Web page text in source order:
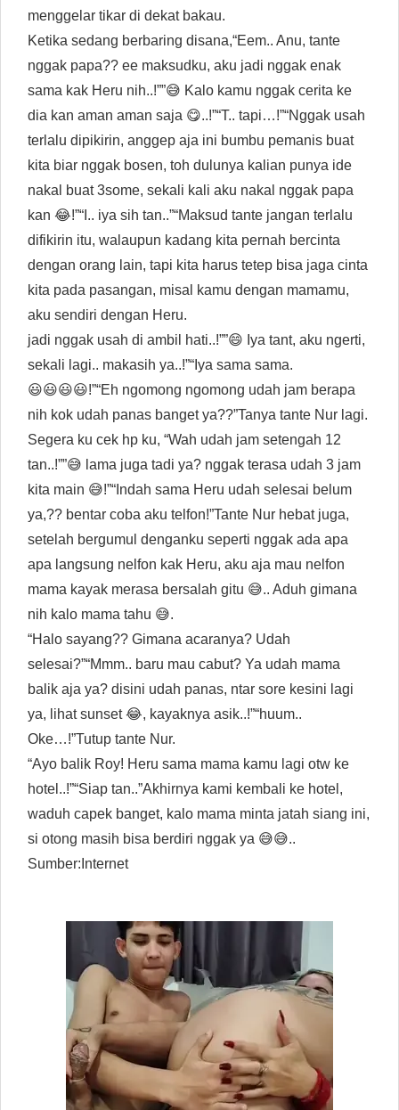
menggelar tikar di dekat bakau.
Ketika sedang berbaring disana,“Eem.. Anu, tante
nggak papa?? ee maksudku, aku jadi nggak enak
sama kak Heru nih..!””😅 Kalo kamu nggak cerita ke
dia kan aman aman saja 😋..!”“T.. tapi…!”“Nggak usah
terlalu dipikirin, anggep aja ini bumbu pemanis buat
kita biar nggak bosen, toh dulunya kalian punya ide
nakal buat 3some, sekali kali aku nakal nggak papa
kan 😂!”“I.. iya sih tan..”“Maksud tante jangan terlalu
difikirin itu, walaupun kadang kita pernah bercinta
dengan orang lain, tapi kita harus tetep bisa jaga cinta
kita pada pasangan, misal kamu dengan mamamu,
aku sendiri dengan Heru.
jadi nggak usah di ambil hati..!””😄 Iya tant, aku ngerti,
sekali lagi.. makasih ya..!”“Iya sama sama.
😃😃😃😃!”“Eh ngomong ngomong udah jam berapa
nih kok udah panas banget ya??”Tanya tante Nur lagi.
Segera ku cek hp ku, “Wah udah jam setengah 12
tan..!””😅 lama juga tadi ya? nggak terasa udah 3 jam
kita main 😅!”“Indah sama Heru udah selesai belum
ya,?? bentar coba aku telfon!”Tante Nur hebat juga,
setelah bergumul denganku seperti nggak ada apa
apa langsung nelfon kak Heru, aku aja mau nelfon
mama kayak merasa bersalah gitu 😅.. Aduh gimana
nih kalo mama tahu 😅.
“Halo sayang?? Gimana acaranya? Udah
selesai?”“Mmm.. baru mau cabut? Ya udah mama
balik aja ya? disini udah panas, ntar sore kesini lagi
ya, lihat sunset 😂, kayaknya asik..!”“huum..
Oke…!”Tutup tante Nur.
“Ayo balik Roy! Heru sama mama kamu lagi otw ke
hotel..!”“Siap tan..”Akhirnya kami kembali ke hotel,
waduh capek banget, kalo mama minta jatah siang ini,
si otong masih bisa berdiri nggak ya 😅😅..
Sumber:Internet